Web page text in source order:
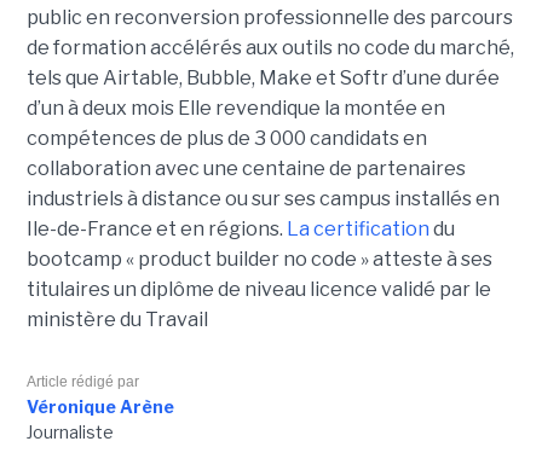
public en reconversion professionnelle des parcours
de formation accélérés aux outils no code du marché,
tels que Airtable, Bubble, Make et Softr d’une durée
d’un à deux mois Elle revendique la montée en
compétences de plus de 3 000 candidats en
collaboration avec une centaine de partenaires
industriels à distance ou sur ses campus installés en
Ile-de-France et en régions. La certification du
bootcamp « product builder no code » atteste à ses
titulaires un diplôme de niveau licence validé par le
ministère du Travail
Article rédigé par
Véronique Arène
Journaliste